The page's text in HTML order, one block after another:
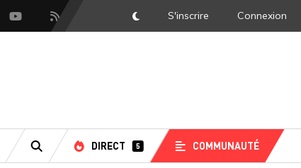
YoutubeFlux RSS DarkMode
S'inscrire Connexion
RECHERCHE
DIRECT 5 COMMUNAUTÉ